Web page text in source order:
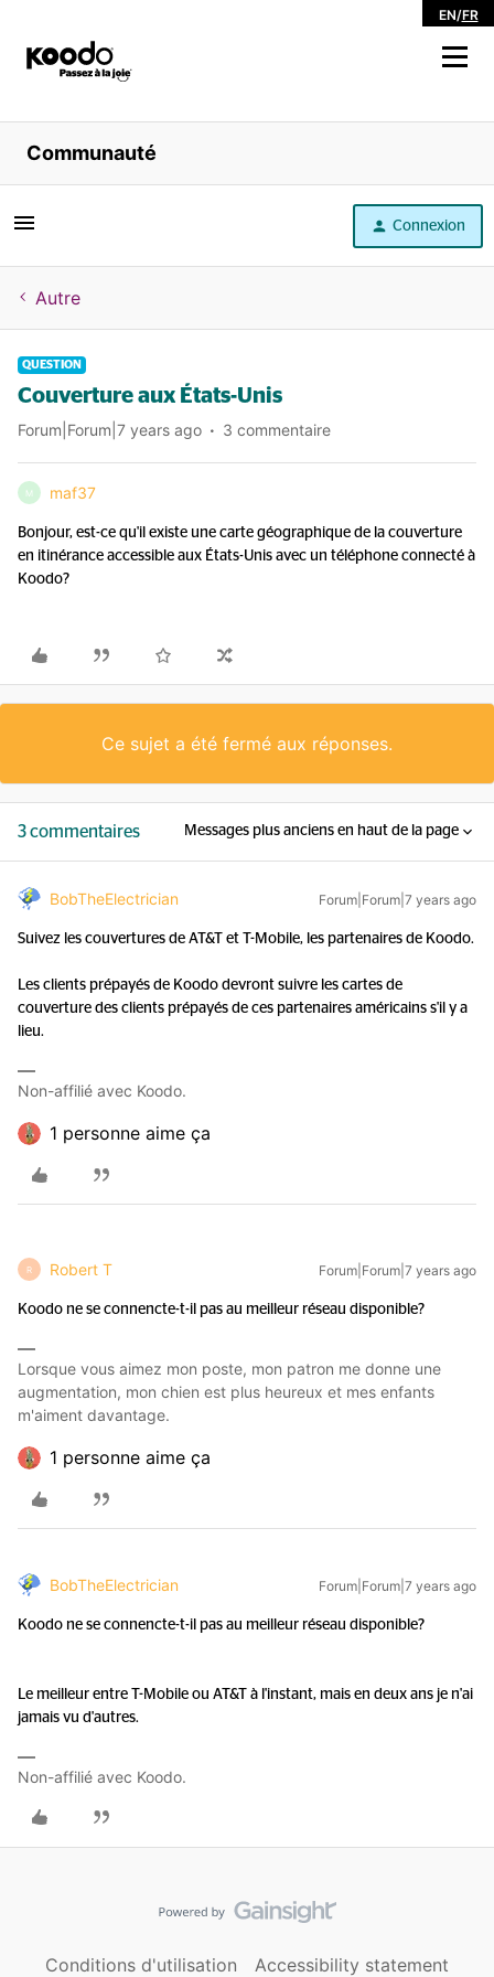
EN/FR
Magasiner
Libre service
Aide
Communauté
Connexion
Autre
QUESTION
Couverture aux États-Unis
Forum|Forum|7 years ago 3 commentaire
M maf37
Bonjour, est-ce qu'il existe une carte géographique de la couverture
en itinérance accessible aux États-Unis avec un téléphone connecté à
Koodo?
Ce sujet a été fermé aux réponses.
3 commentaires Messages plus anciens en haut de la page
BobTheElectrician Forum|Forum|7 years ago
Suivez les couvertures de AT&T et T-Mobile, les partenaires de Koodo.
Les clients prépayés de Koodo devront suivre les cartes de
couverture des clients prépayés de ces partenaires américains s'il y a
lieu.
Non-affilié avec Koodo.
1 personne aime ça
R Robert T Forum|Forum|7 years ago
Koodo ne se connencte-t-il pas au meilleur réseau disponible?
Lorsque vous aimez mon poste, mon patron me donne une
augmentation, mon chien est plus heureux et mes enfants
m'aiment davantage.
1 personne aime ça
BobTheElectrician Forum|Forum|7 years ago
Koodo ne se connencte-t-il pas au meilleur réseau disponible?
Le meilleur entre T-Mobile ou AT&T à l'instant, mais en deux ans je n'ai
jamais vu d'autres.
Non-affilié avec Koodo.
Conditions d'utilisation Accessibility statement